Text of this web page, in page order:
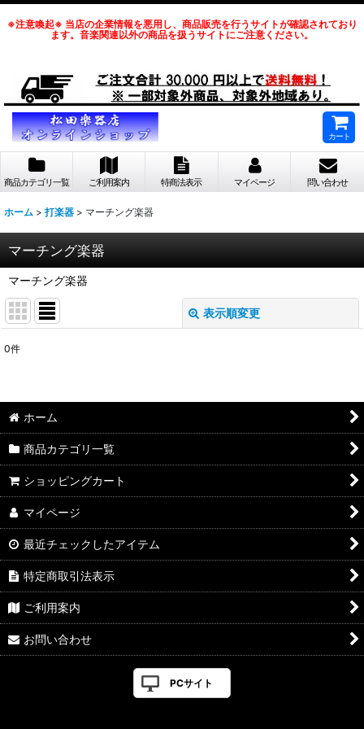
※注意喚起※ 当店の企業情報を悪用し、商品販売を行うサイトが確認されており
ます。音楽関連以外の商品を扱うサイトにご注意ください。
カート
商品カテゴリ一覧 ご利用案内 特商法表示 マイページ 問い合わせ
ホーム > 打楽器 > マーチング楽器
マーチング楽器
マーチング楽器
表示順変更
並び順:
0件
ホーム
商品カテゴリ一覧
ショッピングカート
マイページ
最近チェックしたアイテム
特定商取引法表示
ご利用案内
お問い合わせ
PCサイト